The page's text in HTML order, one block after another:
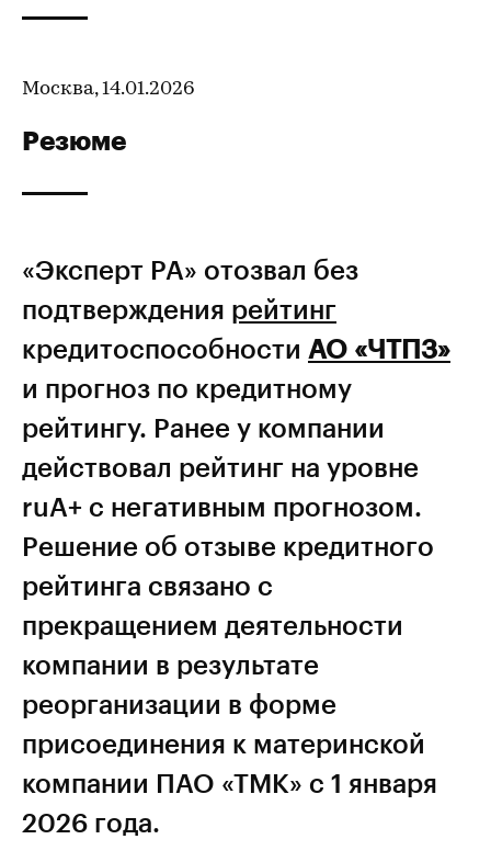
Москва, 14.01.2026
Резюме
«Эксперт РА» отозвал без
подтверждения рейтинг
кредитоспособности АО «ЧТПЗ»
и прогноз по кредитному
рейтингу. Ранее у компании
действовал рейтинг на уровне
ruА+ с негативным прогнозом.
Решение об отзыве кредитного
рейтинга связано с
прекращением деятельности
компании в результате
реорганизации в форме
присоединения к материнской
компании ПАО «ТМК» с 1 января
2026 года.